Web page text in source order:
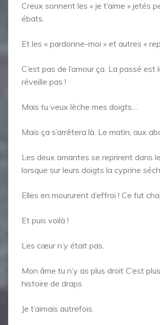
Creux sonnent les « je t’aime » jetés
ébats.
Et les « pardonne-moi » et autres «
C’est pas de l’amour ça. La passé est
réveille pas !
Mais tu veux lèche mes doigts…
Mais ça s’arrêtera là. Le matin, aux
Les deux amantes se reprirent dans
lorsque sur leurs doigts la cyprine
Elles en moururent d’effroi ! Ce fut
Et puis voilà !
Les cœur n’y était pas.
Mon âme tu n’y as plus droit C’est
histoire de draps
Je t’aimais autrefois.